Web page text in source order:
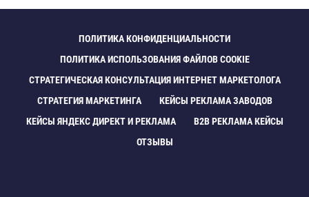
ПОЛИТИКА КОНФИДЕНЦИАЛЬНОСТИ
ПОЛИТИКА ИСПОЛЬЗОВАНИЯ ФАЙЛОВ COOKIE
СТРАТЕГИЧЕСКАЯ КОНСУЛЬТАЦИЯ ИНТЕРНЕТ МАРКЕТОЛОГА
СТРАТЕГИЯ МАРКЕТИНГА
КЕЙСЫ РЕКЛАМА ЗАВОДО
КЕЙСЫ ЯНДЕКС ДИРЕКТ И РЕКЛАМА
B2B РЕКЛАМА КЕЙСЫ
ОТЗЫВЫ